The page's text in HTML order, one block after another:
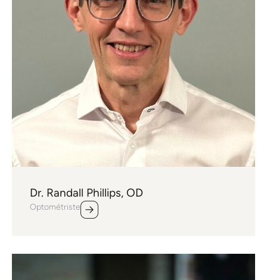
Dr. Randall Phillips, OD
Optométriste